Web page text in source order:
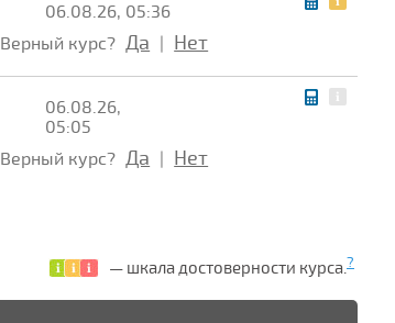
06.08.26, 05:36
Верный курс? Да Нет
06.08.26,
05:05
Верный курс? Да Нет
— шкала достоверности курса.?